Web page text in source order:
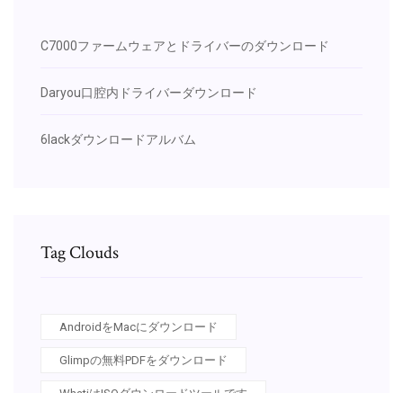
C7000ファームウェアとドライバーのダウンロード
Daryou口腔内ドライバーダウンロード
6lackダウンロードアルバム
Tag Clouds
AndroidをMacにダウンロード
Glimpの無料PDFをダウンロード